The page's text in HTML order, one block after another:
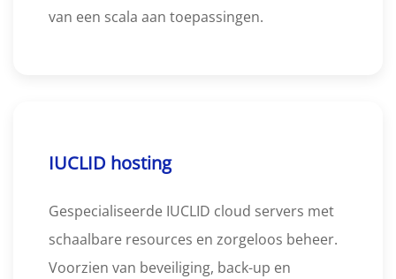
van een scala aan toepassingen.
IUCLID hosting
Gespecialiseerde IUCLID cloud servers met
schaalbare resources en zorgeloos beheer.
Voorzien van beveiliging, back-up en